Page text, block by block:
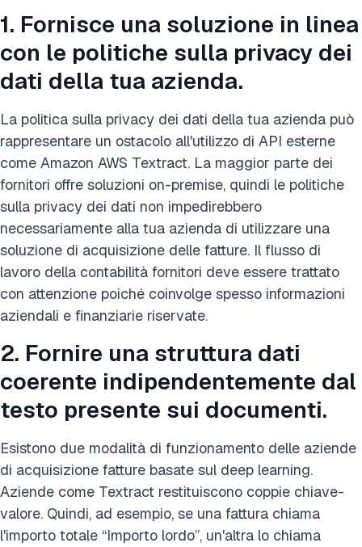
1. Fornisce una soluzione in linea
con le politiche sulla privacy dei
dati della tua azienda.
La politica sulla privacy dei dati della tua azienda può
rappresentare un ostacolo all'utilizzo di API esterne
come Amazon AWS Textract. La maggior parte dei
fornitori offre soluzioni on-premise, quindi le politiche
sulla privacy dei dati non impedirebbero
necessariamente alla tua azienda di utilizzare una
soluzione di acquisizione delle fatture. Il flusso di
lavoro della contabilità fornitori deve essere trattato
con attenzione poiché coinvolge spesso informazioni
aziendali e finanziarie riservate.
2. Fornire una struttura dati
coerente indipendentemente dal
testo presente sui documenti.
Esistono due modalità di funzionamento delle aziende
di acquisizione fatture basate sul deep learning.
Aziende come Textract restituiscono coppie chiave-
valore. Quindi, ad esempio, se una fattura chiama
l'importo totale “Importo lordo”, un'altra lo chiama